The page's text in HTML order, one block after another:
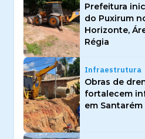
Prefeitura
do Puxirum
Horizonte,
Régia
Infraestrutura
Obras de
fortalecem
em Santarém